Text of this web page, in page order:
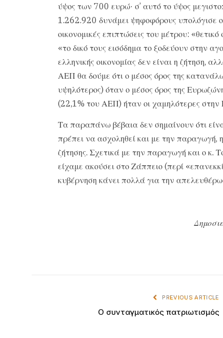
ύψος των 700 ευρώ· σ’ αυτό το ύψος
1.262.920 δυνάμει ψηφοφόρους υπολόγισε ο
οικονομικές επιπτώσεις του μέτρου:
«το δικό τους εισόδημα το ξοδεύουν στην
ελληνικής οικονομίας δεν είναι η ζήτηση,
ΑΕΠ θα δούμε ότι ο μέσος όρος της
υψηλότερος) όταν ο μέσος όρος της
(22,1% του ΑΕΠ) ήταν οι χαμηλότερες
Τα παραπάνω βέβαια δεν σημαίνουν ότι
πρέπει να ασχοληθεί και με την παραγωγή,
ζήτησης. Σχετικά με την παραγωγή και ο κ.
είχαμε ακούσει στο Ζάππειο (περί
κυβέρνηση κάνει πολλά για την
PREVIOUS ARTICLE
Ο συνταγματικός πατριωτισμός